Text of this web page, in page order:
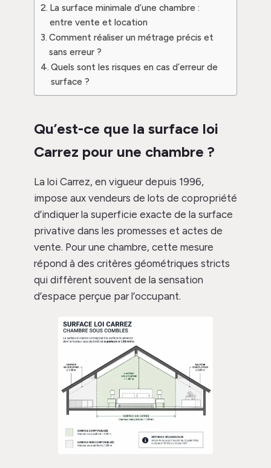
La surface minimale d’une chambre :
entre vente et location
Comment réaliser un métrage précis et
sans erreur ?
Quels sont les risques en cas d’erreur de
surface ?
Qu’est-ce que la surface loi
Carrez pour une chambre ?
La loi Carrez, en vigueur depuis 1996,
impose aux vendeurs de lots de copropriété
d’indiquer la superficie exacte de la surface
privative dans les promesses et actes de
vente. Pour une chambre, cette mesure
répond à des critères géométriques stricts
qui diffèrent souvent de la sensation
d’espace perçue par l’occupant.